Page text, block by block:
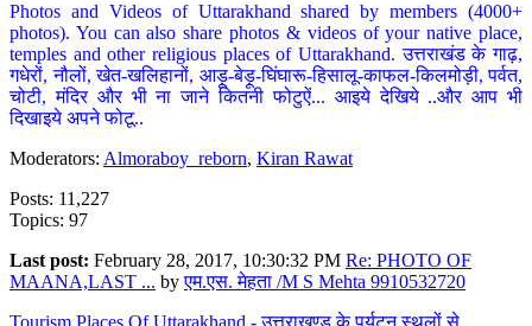
Photos and Videos of Uttarakhand shared by members (4000+
photos). You can also share photos & videos of your native place,
temples and other religious places of Uttarakhand. उत्तराखंड के गाढ़,
गधेरों, नौलों, खेत-खलिहानों, आड़ू-बेड़ू-घिंघारू-हिसालू-काफल-किलमोड़ी, पर्वत,
चोटी, मंदिर और भी ना जाने कितनी फोटुऐं... आइये देखिये ..और आप भी
दिखाइये अपने फोटू..
Moderators: Almoraboy_reborn, Kiran Rawat
Posts: 11,227
Topics: 97
Last post: February 28, 2017, 10:30:32 PM Re: PHOTO OF
MAANA,LAST ... byएम.एस. मेहता /M S Mehta 9910532720